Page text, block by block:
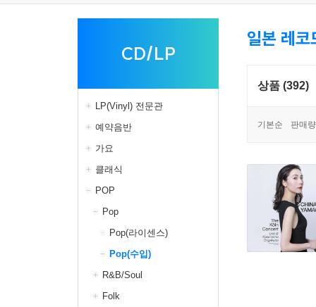
CD/LP
LP(Vinyl) 전문관
예약음반
가요
클래식
POP
Pop
Pop(라이센스)
Pop(수입)
R&B/Soul
Folk
일본 레코
상품 (392)
기본순 판매